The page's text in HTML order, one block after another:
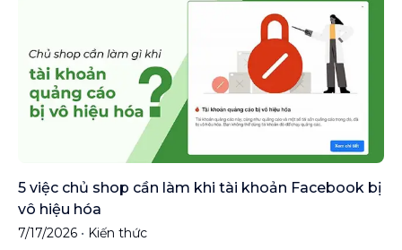
5 việc chủ shop cần làm khi tài khoản Facebook bị
vô hiệu hóa
7/17/2026 • Kiến thức